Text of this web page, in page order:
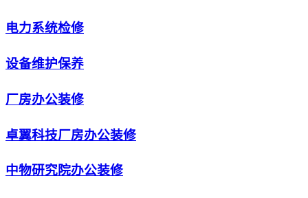
电力系统检修
设备维护保养
厂房办公装修
卓翼科技厂房办公装修
中物研究院办公装修